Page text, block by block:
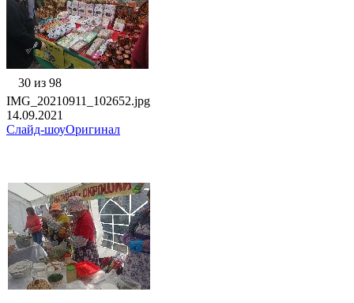
30 из 98
IMG_20210911_102652.jpg
14.09.2021
Слайд-шоуОригинал